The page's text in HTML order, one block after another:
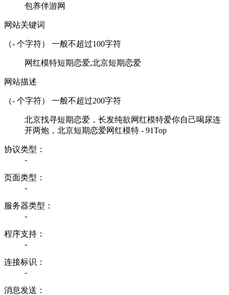
包养伴游网
网站关键词
（- 个字符） 一般不超过100字符
网红模特短期恋爱,北京短期恋爱
网站描述
（- 个字符） 一般不超过200字符
北京找寻短期恋爱，长发纯欲网红模特爱你自己喝尿连
开两炮，北京短期恋爱网红模特 - 91Top
协议类型：
-
页面类型：
-
服务器类型：
-
程序支持：
-
连接标识：
-
消息发送：